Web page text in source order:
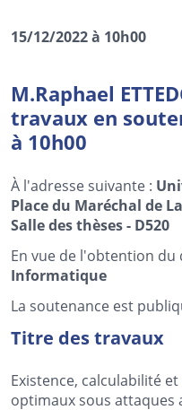
15/12/2022 à 10h00
M.Raphael
travaux en
à 10h00
À l'adresse suivante :
Place du Maréchal de
Salle des thèses - D520
En vue de l'obtention du
Informatique
La soutenance est
Titre des travaux
Existence, calculabilité
optimaux sous attaques